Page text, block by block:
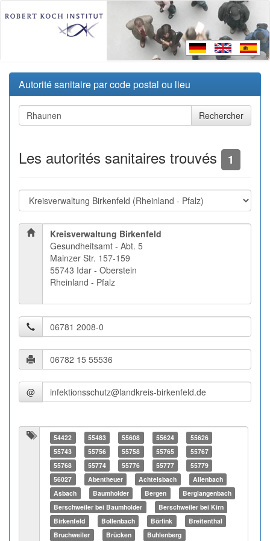
Autorité sanitaire par code postal ou lieu
Les autorités sanitaires trouvés 1
Kreisverwaltung Birkenfeld
Gesundheitsamt - Abt. 5
Mainzer Str. 157-159
55743 Idar - Oberstein
Rheinland - Pfalz
@
54422 55483 55608 55624
55626
55743
55756 55758 55765
55767
55768
55774 55776 55777
55779
56027
Abentheuer Achtelsbach
Allenbach
Asbach
Baumholder Bergen
Berglangenbach
Berschweiler bei Baumholder
Berschweiler bei Kirn
Birkenfeld
Bollenbach Börfink
Breitenthal
Bruchweiler
Brücken Buhlenberg